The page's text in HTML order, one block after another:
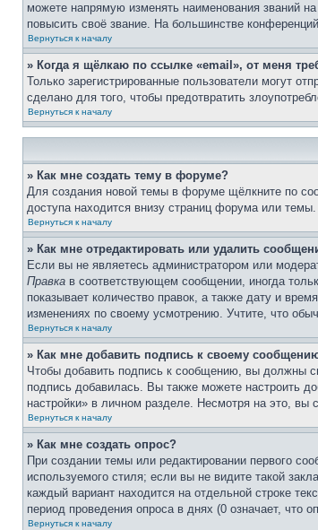
можете напрямую изменять наименования званий
повысить своё звание. На большинстве
Вернуться к началу
» Когда я щёлкаю по ссылке «email», от меня
Только зарегистрированные пользователи могут
сделано для того, чтобы предотвратить
Вернуться к началу
» Как мне создать тему в форуме?
Для создания новой темы в форуме щёлкните по
доступа находится внизу страниц форума или
Вернуться к началу
» Как мне отредактировать или удалить
Если вы не являетесь администратором или
Правка в соответствующем сообщении, иногда
показывает количество правок, а также дату и
изменениях по своему усмотрению. Учтите, что
Вернуться к началу
» Как мне добавить подпись к своему
Чтобы добавить подпись к сообщению, вы должны
подпись добавилась. Вы также можете настроить
настройки» в личном разделе. Несмотря на это,
Вернуться к началу
» Как мне создать опрос?
При создании темы или редактировании первого
используемого стиля; если вы не видите такой
каждый вариант находится на отдельной строке
период проведения опроса в днях (0 означает, что
Вернуться к началу